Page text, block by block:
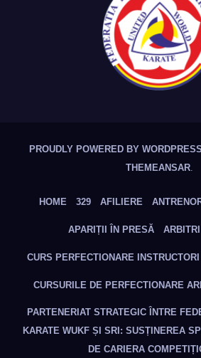
PROUDLY POWERED BY WORDPRESS
THEMEANSAR.
HOME 329 AFILIERE
APARIȚII ÎN PRESĂ ARBITRI
CURS PERFECTIONARE
CURSURILE DE PERFECTIONARE
PARTENERIAT STRATEGIC ÎNTRE
KARATE WUKF ȘI SRI: SUSȚINEREA
DE CARIERA